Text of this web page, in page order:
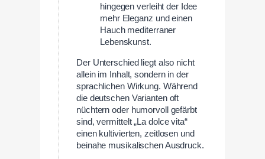
hingegen verleiht der Idee
mehr Eleganz und einen
Hauch mediterraner
Lebenskunst.
Der Unterschied liegt also nicht
allein im Inhalt, sondern in der
sprachlichen Wirkung. Während
die deutschen Varianten oft
nüchtern oder humorvoll gefärbt
sind, vermittelt „La dolce vita“
einen kultivierten, zeitlosen und
beinahe musikalischen Ausdruck.